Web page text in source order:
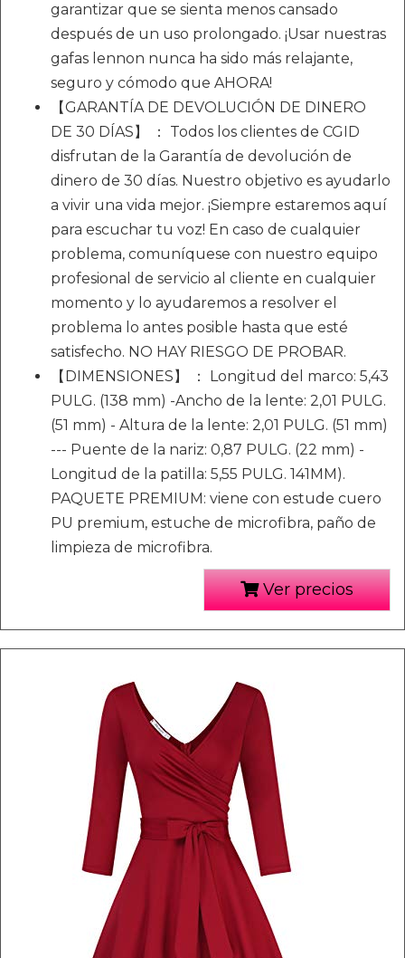
garantizar que se sienta menos cansado
después de un uso prolongado. ¡Usar nuestras
gafas lennon nunca ha sido más relajante,
seguro y cómodo que AHORA!
【GARANTÍA DE DEVOLUCIÓN DE DINERO
DE 30 DÍAS】 ： Todos los clientes de CGID
disfrutan de la Garantía de devolución de
dinero de 30 días. Nuestro objetivo es ayudarlo
a vivir una vida mejor. ¡Siempre estaremos aquí
para escuchar tu voz! En caso de cualquier
problema, comuníquese con nuestro equipo
profesional de servicio al cliente en cualquier
momento y lo ayudaremos a resolver el
problema lo antes posible hasta que esté
satisfecho. NO HAY RIESGO DE PROBAR.
【DIMENSIONES】 ： Longitud del marco: 5,43
PULG. (138 mm) -Ancho de la lente: 2,01 PULG.
(51 mm) - Altura de la lente: 2,01 PULG. (51 mm)
--- Puente de la nariz: 0,87 PULG. (22 mm) -
Longitud de la patilla: 5,55 PULG. 141MM).
PAQUETE PREMIUM: viene con estude cuero
PU premium, estuche de microfibra, paño de
limpieza de microfibra.
Ver precios